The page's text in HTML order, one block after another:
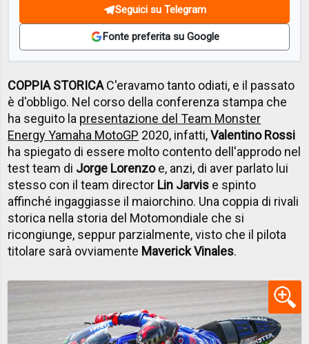
Seguici su Telegram
Fonte preferita su Google
COPPIA STORICAC'eravamo tanto odiati, e il passato
è d'obbligo. Nel corso della conferenza stampa che
ha seguito la presentazione del Team Monster
Energy Yamaha MotoGP 2020, infatti,Valentino Rossi
ha spiegato di essere molto contento dell'approdo nel
test team di Jorge Lorenzoe, anzi, di aver parlato lui
stesso con il team director Lin Jarvis e spinto
affinché ingaggiasse il maiorchino. Una coppia di rivali
storica nella storia del Motomondiale che si
ricongiunge, seppur parzialmente, visto che il pilota
titolare sarà ovviamente Maverick Vinales.